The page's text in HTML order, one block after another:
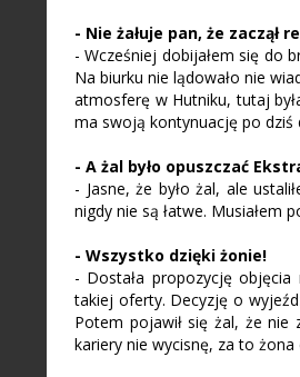
- Nie żałuje pan, że
- Wcześniej dobijałem się do
Na biurku nie lądowało nie
atmosferę w Hutniku, tutaj
ma swoją kontynuację po dziś
- A żal było opuszczać
- Jasne, że było żal, ale
nigdy nie są łatwe. Musiałem
- Wszystko dzięki żonie!
- Dostała propozycję
takiej oferty. Decyzję o
Potem pojawił się żal, że nie
kariery nie wycisnę, za to żona